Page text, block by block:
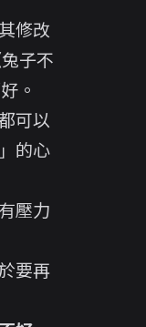
修改
子不
。
可以
的心
壓力
要再